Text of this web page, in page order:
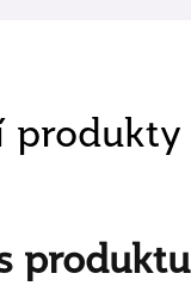
produkty
produktu